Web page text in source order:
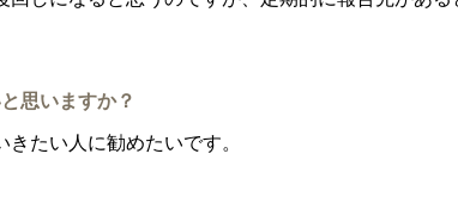
思いますか？
たい人に勧めたいです。